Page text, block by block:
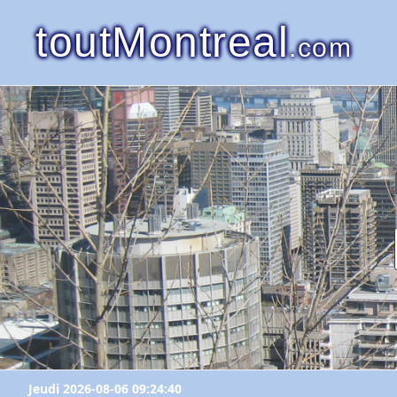
toutMontreal.com
Jeudi 2026-08-06 09:24:40